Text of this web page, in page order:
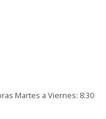
Martes a Viernes: 8:30